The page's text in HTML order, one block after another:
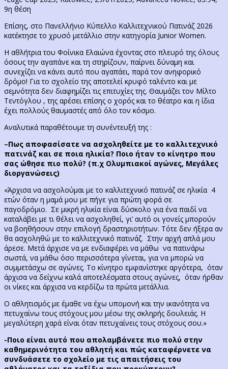
9η θέση
Επίσης, στο Πανελλήνιο Κύπελλο Καλλιτεχνικού Πατινάζ 2026
κατέκτησε το χρυσό μετάλλιο στην κατηγορία Junior Women.
Η αθλήτρια του Φοίνικα Ελαιώνα έχοντας στο πλευρό της όλους
όσους την αγαπάνε και τη στηρίζουν, παίρνει δύναμη και
συνεχίζει να κάνει αυτό που αγαπάει, παρά τον ανηφορικό
δρόμο! Για το σχολείο της αποτελεί κρυφό ταλέντο και με
σεμνότητα δεν διαφημίζει τις επιτυχίες της. Θαυμάζει τον Μίλτο
Τεντόγλου , της αρέσει επίσης ο χορός και το θέατρο και η ίδια
έχει πολλούς θαυμαστές από όλο τον κόσμο.
Αναλυτικά παραθέτουμε τη συνέντευξή της :
–Πως αποφασίσατε να ασχοληθείτε με το καλλιτεχνικό
πατινάζ και σε ποια ηλικία? Ποιο ήταν το κίνητρο που
σας ώθησε πιο πολύ? (π.χ Ολυμπιακοί αγώνες, Μεγάλες
διοργανώσεις)
«Άρχισα να ασχολούμαι με το καλλιτεχνικό πατινάζ σε ηλικία 4
ετών όταν η μαμά μου με πήγε για πρώτη φορά σε
παγοδρόμιο. Σε μικρή ηλικία είναι δύσκολο για ένα παιδί να
καταλάβει με τι θέλει να ασχοληθεί, γι’ αυτό οι γονείς μπορούν
να βοηθήσουν στην επιλογή δραστηριοτήτων. Τότε δεν ήξερα αν
θα ασχοληθώ με το καλλιτεχνικό πατινάζ. Στην αρχή απλά μου
άρεσε. Μετά άρχισε να με ενδιαφέρει να μάθω να πατινάρω
σωστά, να μάθω όσο περισσότερα γίνεται, για να μπορώ να
συμμετάσχω σε αγώνες. Το κίνητρο εμφανίστηκε αργότερα, όταν
άρχισα να δείχνω καλά αποτελέσματα στους αγώνες, όταν ήρθαν
οι νίκες και άρχισα να κερδίζω τα πρώτα μετάλλια.
Ο αθλητισμός με έμαθε να έχω υπομονή και την ικανότητα να
πετυχαίνω τους στόχους μου μέσω της σκληρής δουλειάς. Η
μεγαλύτερη χαρά είναι όταν πετυχαίνεις τους στόχους σου.»
-Ποιο είναι αυτό που απολαμβάνετε πιο πολύ στην
καθημερινότητα του αθλητή και πώς καταφέρνετε να
συνδυάσετε το σχολείο με τις απαιτήσεις του